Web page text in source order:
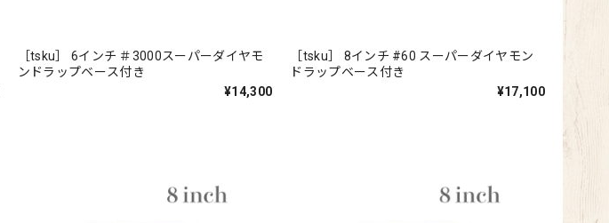
［tsku］ 6インチ ＃3000スーパーダイヤモ
ンドラップベース付き
¥14,300
［tsku］ 8インチ #60 スーパーダイヤモン
ドラップベース付き
¥17,100